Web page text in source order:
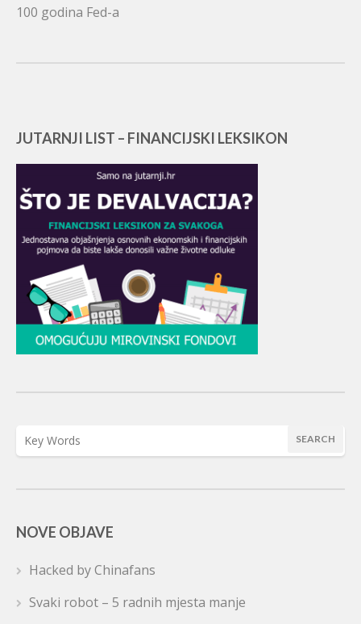
100 godina Fed-a
JUTARNJI LIST – FINANCIJSKI LEKSIKON
NOVE OBJAVE
Hacked by Chinafans
Svaki robot – 5 radnih mjesta manje